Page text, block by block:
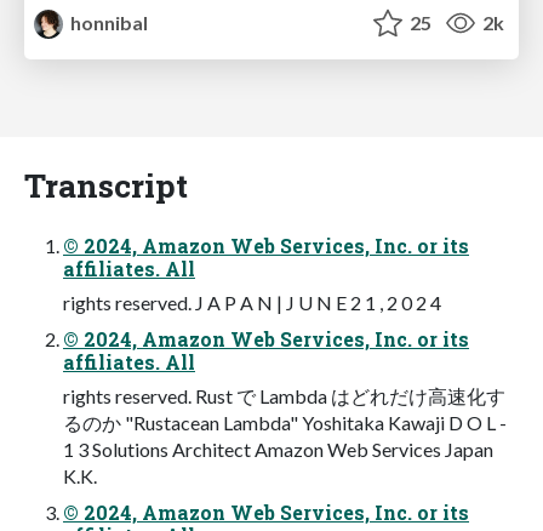
honnibal
25 2k
Transcript
© 2024, Amazon Web Services, Inc. or its
affiliates. All
rights reserved. J A P A N | J U N E 2 1 , 2 0 2 4
© 2024, Amazon Web Services, Inc. or its
affiliates. All
rights reserved. Rust で Lambda はどれだけ⾼速化す
るのか "Rustacean Lambda" Yoshitaka Kawaji D O L -
1 3 Solutions Architect Amazon Web Services Japan
K.K.
© 2024, Amazon Web Services, Inc. or its